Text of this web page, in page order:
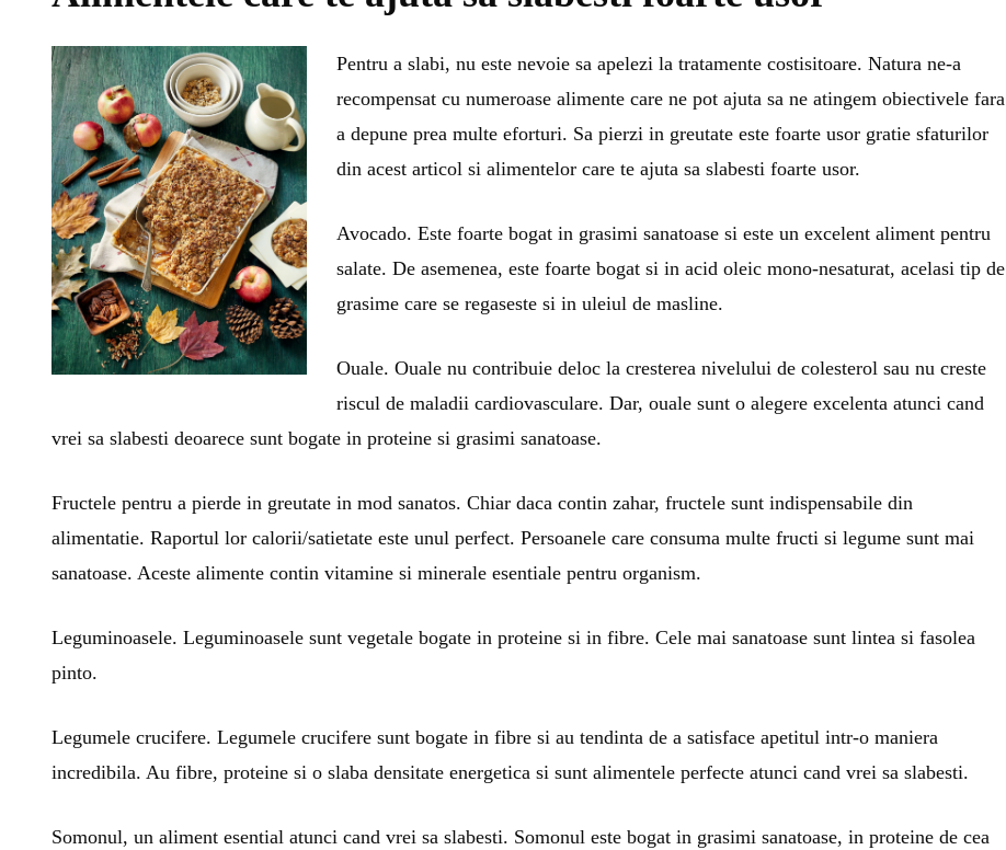
Pentru a slabi, nu este nevoie sa apelezi la tratamente costisitoare. Natura ne-a
recompensat cu numeroase alimente care ne pot ajuta sa ne atingem obiectivele fara
a depune prea multe eforturi. Sa pierzi in greutate este foarte usor gratie sfaturilor
din acest articol si alimentelor care te ajuta sa slabesti foarte usor.
Avocado. Este foarte bogat in grasimi sanatoase si este un excelent aliment pentru
salate. De asemenea, este foarte bogat si in acid oleic mono-nesaturat, acelasi tip de
grasime care se regaseste si in uleiul de masline.
Ouale. Ouale nu contribuie deloc la cresterea nivelului de colesterol sau nu creste
riscul de maladii cardiovasculare. Dar, ouale sunt o alegere excelenta atunci cand
vrei sa slabesti deoarece sunt bogate in proteine si grasimi sanatoase.
Fructele pentru a pierde in greutate in mod sanatos. Chiar daca contin zahar, fructele sunt indispensabile din
alimentatie. Raportul lor calorii/satietate este unul perfect. Persoanele care consuma multe fructi si legume sunt mai
sanatoase. Aceste alimente contin vitamine si minerale esentiale pentru organism.
Leguminoasele. Leguminoasele sunt vegetale bogate in proteine si in fibre. Cele mai sanatoase sunt lintea si fasolea
pinto.
Legumele crucifere. Legumele crucifere sunt bogate in fibre si au tendinta de a satisface apetitul intr-o maniera
incredibila. Au fibre, proteine si o slaba densitate energetica si sunt alimentele perfecte atunci cand vrei sa slabesti.
Somonul, un aliment esential atunci cand vrei sa slabesti. Somonul este bogat in grasimi sanatoase, in proteine de cea